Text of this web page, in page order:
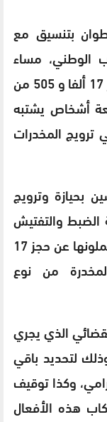
بتنسيق مع
الوطني، مساء
اليوم الثلاثاء 11 مارس الجاري، من حجز 17 ألفا و 505 من
أشخاص يشتبه
المخدرات
بحيازة وترويج
الضبط والتفتيش
المنجزة بداخل سيارة نفعية كانوا يستعملونها عن حجز 17
المخدرة من نوع
الذي يجري
لتحديد باقي
وكذا توقيف
هذه الأفعال